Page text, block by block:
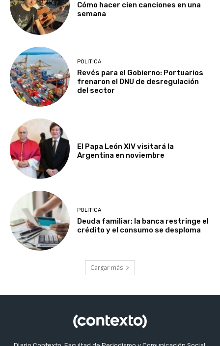
Cómo hacer cien canciones en una
semana
POLITICA
Revés para el Gobierno: Portuarios
frenaron el DNU de desregulación
del sector
El Papa León XIV visitará la
Argentina en noviembre
POLITICA
Deuda familiar: la banca restringe el
crédito y el consumo se desploma
Cargar más